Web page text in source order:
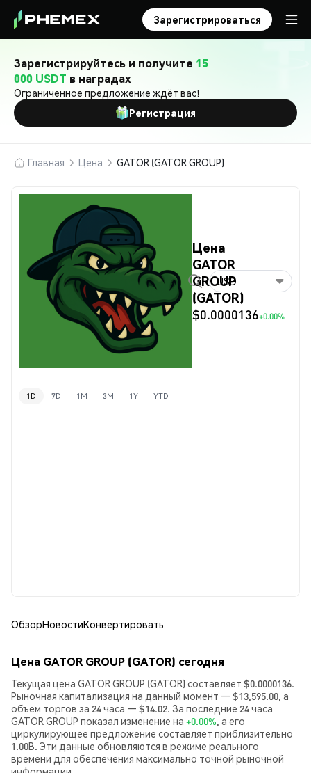
Зарегистрироваться
Зарегистрируйтесь и получите 15
000 USDT в наградах
Ограниченное предложение ждёт вас!
Регистрация
Главная Цена GATOR (GATOR GROUP)
Цена
GATOR
GROUP
(GATOR)
$0.0000136+0.00%
USD
1D 7D 1M 3M 1Y YTD
ОбзорНовостиКонвертировать
Цена GATOR GROUP (GATOR) сегодня
Текущая цена GATOR GROUP (GATOR) составляет $0.0000136.
Рыночная капитализация на данный момент — $13,595.00, а
объем торгов за 24 часа — $14.02. За последние 24 часа
GATOR GROUP показал изменение на +0.00%, а его
циркулирующее предложение составляет приблизительно
1.00B. Эти данные обновляются в режиме реального
времени для обеспечения максимально точной рыночной